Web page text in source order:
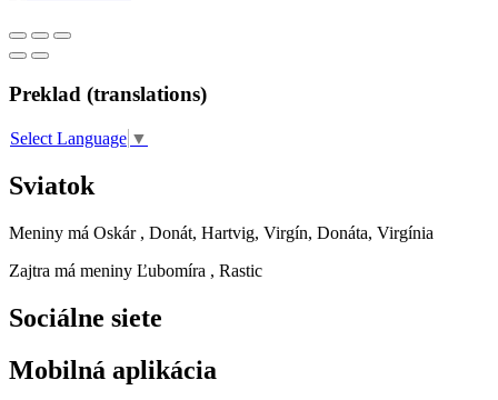
Preklad (translations)
Select Language ▼
Sviatok
Meniny má Oskár , Donát, Hartvig, Virgín, Donáta, Virgínia
Zajtra má meniny Ľubomíra , Rastic
Sociálne siete
Mobilná aplikácia